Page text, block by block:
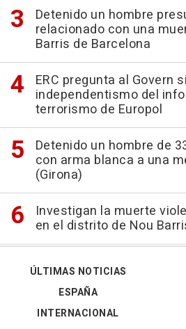
Detenido un hombre
relacionado con una
Barris de Barcelona
ERC pregunta al Govern
independentismo del
terrorismo de Europol
Detenido un hombre de
con arma blanca a una
(Girona)
Investigan la muerte
en el distrito de Nou
ÚLTIMAS NOTICIAS
ESPAÑA
INTERNACIONAL